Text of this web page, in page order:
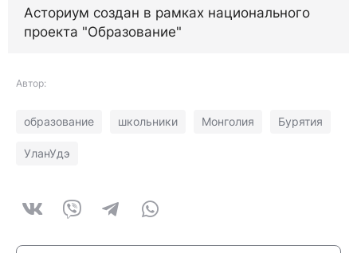
Асториум создан в рамках национального
проекта "Образование"
Автор:
образование школьники Монголия Бурятия
УланУдэ